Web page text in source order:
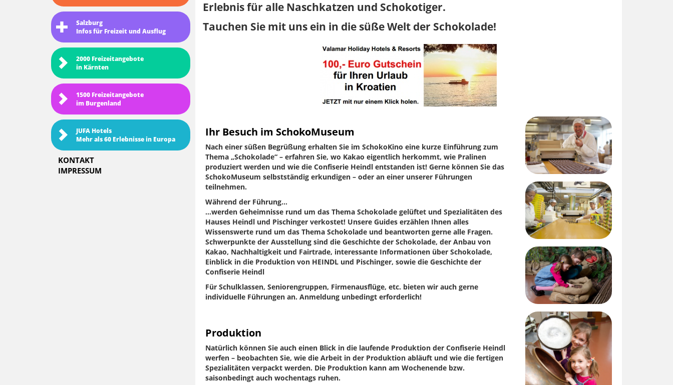
Salzburg
Infos für Freizeit und Ausflug
2000 Freizeitangebote
in Kärnten
1500 Freizeitangebote
im Burgenland
JUFA Hotels
Mehr als 60 Erlebnisse in Europa
KONTAKT
IMPRESSUM
Erlebnis für alle Naschkatzen und Schokotiger.
Tauchen Sie mit uns ein in die süße Welt der Schokolade!
Ihr Besuch im SchokoMuseum
Nach einer süßen Begrüßung erhalten Sie im SchokoKino eine kurze Einführung zum
Thema „Schokolade“ – erfahren Sie, wo Kakao eigentlich herkommt, wie Pralinen
produziert werden und wie die Confiserie Heindl entstanden ist! Gerne können Sie das
SchokoMuseum selbstständig erkundigen – oder an einer unserer Führungen
teilnehmen.
Während der Führung…
…werden Geheimnisse rund um das Thema Schokolade gelüftet und Spezialitäten des
Hauses Heindl und Pischinger verkostet! Unsere Guides erzählen Ihnen alles
Wissenswerte rund um das Thema Schokolade und beantworten gerne alle Fragen.
Schwerpunkte der Ausstellung sind die Geschichte der Schokolade, der Anbau von
Kakao, Nachhaltigkeit und Fairtrade, interessante Informationen über Schokolade,
Einblick in die Produktion von HEINDL und Pischinger, sowie die Geschichte der
Confiserie Heindl
Für Schulklassen, Seniorengruppen, Firmenausflüge, etc. bieten wir auch gerne
individuelle Führungen an. Anmeldung unbedingt erforderlich!
Produktion
Natürlich können Sie auch einen Blick in die laufende Produktion der Confiserie Heindl
werfen – beobachten Sie, wie die Arbeit in der Produktion abläuft und wie die fertigen
Spezialitäten verpackt werden. Die Produktion kann am Wochenende bzw.
saisonbedingt auch wochentags ruhen.